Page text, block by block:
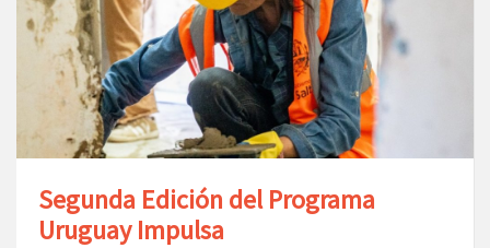
Segunda Edición del Programa
Uruguay Impulsa